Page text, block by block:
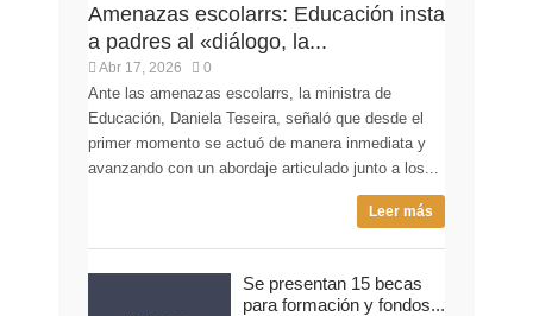
Amenazas escolarrs: Educación insta
a padres al «diálogo, la...
Abr 17, 2026 0
Ante las amenazas escolarrs, la ministra de
Educación, Daniela Teseira, señaló que desde el
primer momento se actuó de manera inmediata y
avanzando con un abordaje articulado junto a los...
Leer más
Se presentan 15 becas
para formación y fondos...